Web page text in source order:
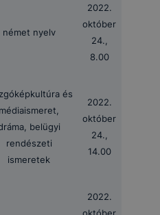
német nyelv
2022.
október
24.,
8.00
és
médiaismeret,
belügyi
rendészeti
ismeretek
2022.
október
24.,
14.00
2022.